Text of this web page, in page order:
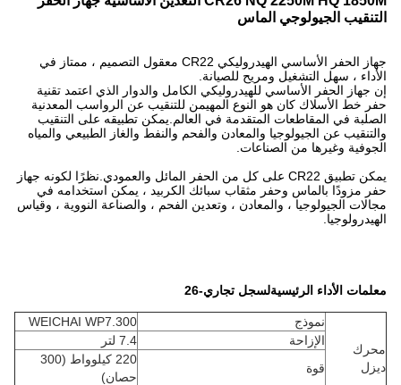
التنقيب الجيولوجي الماس
جهاز الحفر الأساسي الهيدروليكي CR22 معقول التصميم ، ممتاز في
الأداء ، سهل التشغيل ومريح للصيانة.
إن جهاز الحفر الأساسي للهيدروليكي الكامل والدوار الذي اعتمد تقنية
حفر خط الأسلاك كان هو النوع المهيمن للتنقيب عن الرواسب المعدنية
الصلبة في المقاطعات المتقدمة في العالم.يمكن تطبيقه على التنقيب
والتنقيب عن الجيولوجيا والمعادن والفحم والنفط والغاز الطبيعي والمياه
الجوفية وغيرها من الصناعات.
يمكن تطبيق CR22 على كل من الحفر المائل والعمودي.نظرًا لكونه جهاز
حفر مزودًا بالماس وحفر مثقاب سبائك الكربيد ، يمكن استخدامه في
مجالات الجيولوجيا ، والمعادن ، وتعدين الفحم ، والصناعة النووية ، وقياس
الهيدرولوجيا.
معلمات الأداء الرئيسيةلسجل تجاري-
26
محرك
ديزل
نموذج
WEICHAI WP7.300
الإزاحة
7.4 لتر
قوة
220 كيلوواط (300
حصان)